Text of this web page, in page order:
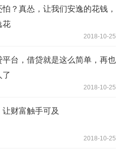
？真怂，让我们安逸的花钱，
花
2018-10-25
平台，借贷就是这么简单，再也
了
2018-10-25
财富触手可及
2018-10-25